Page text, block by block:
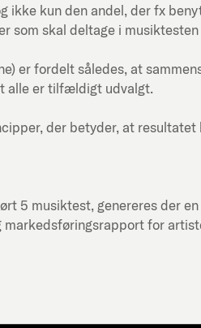
ikke kun den andel, der fx
som skal deltage i
er fordelt således, at
alle er tilfældigt udvalgt.
der betyder, at
5 musiktest, genereres der
markedsføringsrapport for